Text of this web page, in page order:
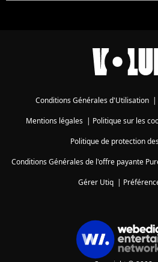
Conditions Générales d'Utilisation |
Mentions légales| Politique sur les
Politique de protection
Conditions Générales de l'offre payante
Gérer Utiq |